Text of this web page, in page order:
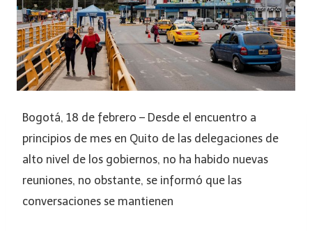
Bogotá, 18 de febrero – Desde el encuentro a
principios de mes en Quito de las delegaciones de
alto nivel de los gobiernos, no ha habido nuevas
reuniones, no obstante, se informó que las
conversaciones se mantienen